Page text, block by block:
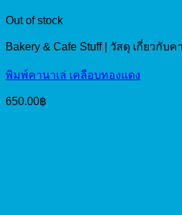
Out of stock
Bakery & Cafe Stuff | วัสดุ เกี่ยวกับค
พิมพ์คานาเล่ เคลือบทองแดง
650.00฿